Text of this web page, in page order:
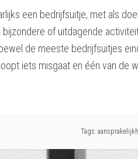
een bedrijfsuitje, met als
of uitdagende
de meeste bedrijfsuitjes
iets misgaat en één van de
Tags: